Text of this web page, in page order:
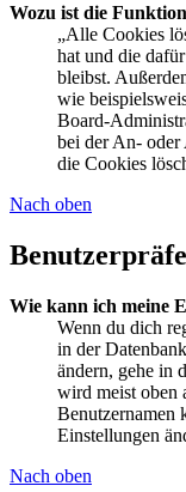
Wozu ist die
„Alle Cookies
hat und die
bleibst.
wie
Board-
bei der An- oder
die Cookies
Nach oben
Wie kann ich meine
Wenn du dich
in der
ändern, gehe in
wird meist oben
Benutzernamen
Einstellungen
Nach oben